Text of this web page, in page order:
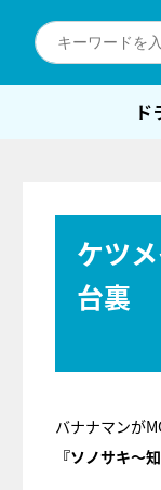
ド
ケツ
台裏
バナナマンが
『ソノサキ～